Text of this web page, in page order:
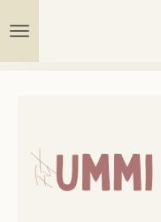
direct